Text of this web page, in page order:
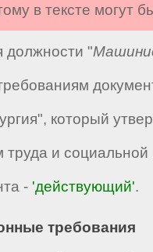
в тексте могут
должности "
требованиям
который
и
- 'действующий'.
требования